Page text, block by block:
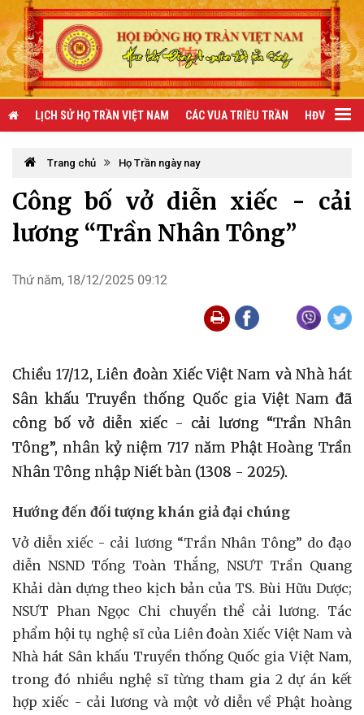
LỊCH SỬ HỌ TRẦN VIỆT NAM CÁC VUA TRIỀU TRẦN HĐV TRẦN
Trang chủ Họ Trần ngày nay
Công bố vở diễn xiếc - cải
lương “Trần Nhân Tông”
Thứ năm, 18/12/2025 09:12
Chiều 17/12, Liên đoàn Xiếc Việt Nam và Nhà hát
Sân khấu Truyền thống Quốc gia Việt Nam đã
công bố vở diễn xiếc - cải lương “Trần Nhân
Tông”, nhân kỷ niệm 717 năm Phật Hoàng Trần
Nhân Tông nhập Niết bàn (1308 - 2025).
Hướng đến đối tượng khán giả đại chúng
Vở diễn xiếc - cải lương “Trần Nhân Tông” do đạo
diễn NSND Tống Toàn Thắng, NSƯT Trần Quang
Khải dàn dựng theo kịch bản của TS. Bùi Hữu Dược;
NSƯT Phan Ngọc Chi chuyển thể cải lương. Tác
phẩm hội tụ nghệ sĩ của Liên đoàn Xiếc Việt Nam và
Nhà hát Sân khấu Truyền thống Quốc gia Việt Nam,
trong đó nhiều nghệ sĩ từng tham gia 2 dự án kết
hợp xiếc - cải lương và một vở diễn về Phật hoàng